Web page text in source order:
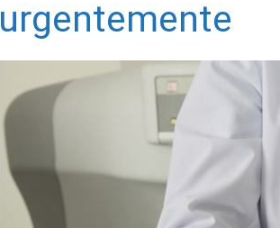
urgentemente